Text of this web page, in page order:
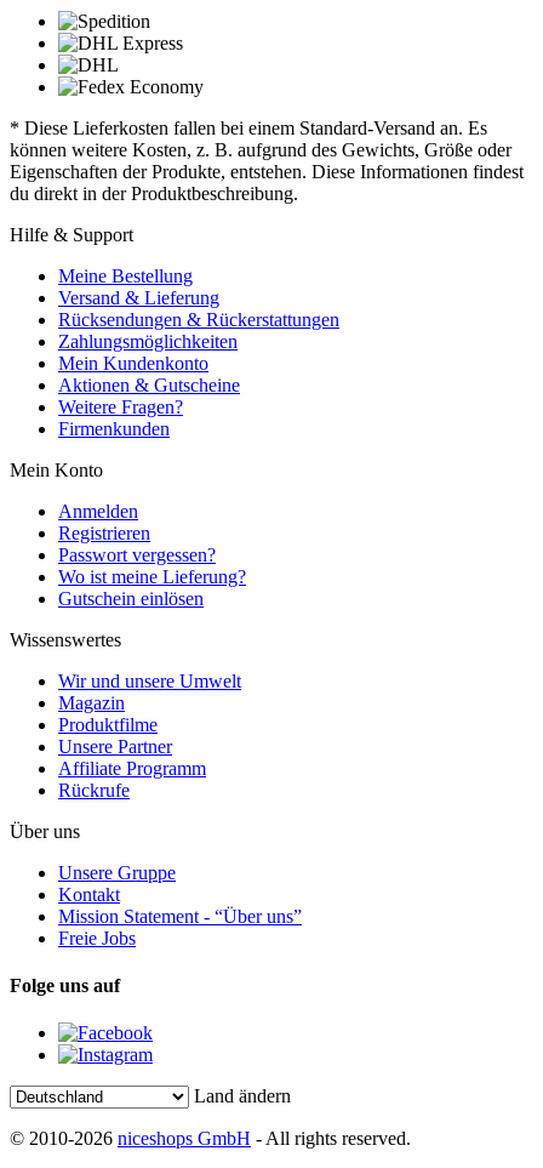
* Diese Lieferkosten fallen bei einem Standard-Versand an. Es
können weitere Kosten, z. B. aufgrund des Gewichts, Größe oder
Eigenschaften der Produkte, entstehen. Diese Informationen findest
du direkt in der Produktbeschreibung.
Hilfe & Support
Meine Bestellung
Versand & Lieferung
Rücksendungen & Rückerstattungen
Zahlungsmöglichkeiten
Mein Kundenkonto
Aktionen & Gutscheine
Weitere Fragen?
Firmenkunden
Mein Konto
Anmelden
Registrieren
Passwort vergessen?
Wo ist meine Lieferung?
Gutschein einlösen
Wissenswertes
Wir und unsere Umwelt
Magazin
Produktfilme
Unsere Partner
Affiliate Programm
Rückrufe
Über uns
Unsere Gruppe
Kontakt
Mission Statement - “Über uns”
Freie Jobs
Folge uns auf
Land ändern
© 2010-2026 niceshops GmbH - All rights reserved.